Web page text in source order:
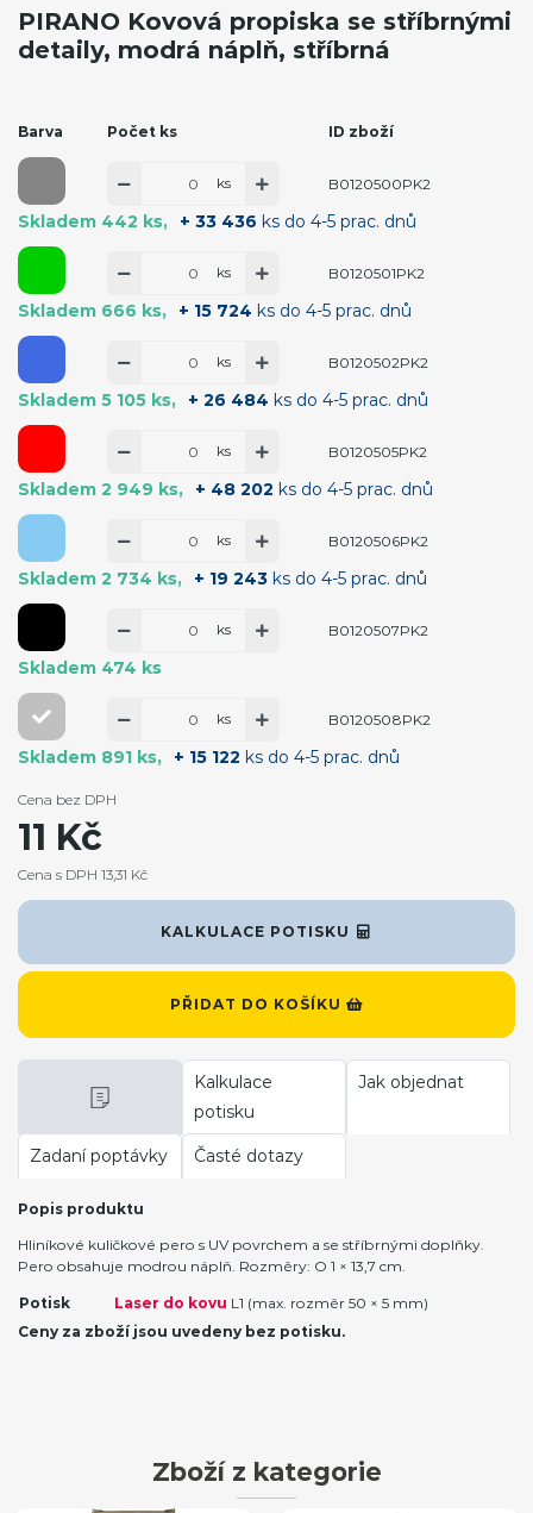
PIRANO Kovová propiska se stříbrnými
detaily, modrá náplň, stříbrná
Barva Počet ks ID zboží
Skladem 442 ks + 33 436 ks do 4-5 prac. dnů
ks B0120500PK2
Skladem 666 ks + 15 724 ks do 4-5 prac. dnů
ks B0120501PK2
Skladem 5 105 ks + 26 484 ks do 4-5 prac. dnů
ks B0120502PK2
Skladem 2 949 ks + 48 202 ks do 4-5 prac. dnů
ks B0120505PK2
Skladem 2 734 ks + 19 243 ks do 4-5 prac. dnů
ks B0120506PK2
Skladem 474 ks
ks B0120507PK2
Skladem 891 ks + 15 122 ks do 4-5 prac. dnů
ks B0120508PK2
KALKULACE POTISKU
PŘIDAT DO KOŠÍKU
Cena bez DPH
11 Kč
Cena s DPH 13,31 Kč
Kalkulace
potisku
Jak objednat
Zadaní poptávky Časté dotazy
Popis produktu
Hliníkové kuličkové pero s UV povrchem a se stříbrnými doplňky.
Pero obsahuje modrou náplň. Rozměry: O 1 × 13,7 cm.
Potisk Laser do kovu L1 (max. rozměr 50 × 5 mm)
Ceny za zboží jsou uvedeny bez potisku.
Zboží z kategorie